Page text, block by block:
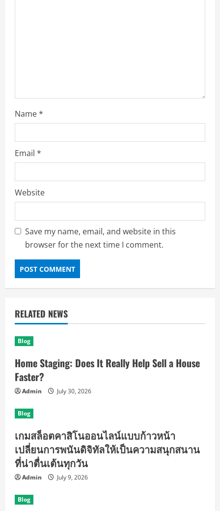
Name*
Email *
Website
Save my name, email, and website in this
browser for the next time I comment.
RELATED NEWS
Blog
Home Staging: Does It Really Help Sell a House
Faster?
Admin July 30, 2026
Blog
เกมสล็อตคาสิโนออนไลน์แบบก้าวหน้า
เปลี่ยนการพนันดิจิทัลให้เป็นความสนุกสนาน
ที่น่าตื่นเต้นทุกวัน
Admin July 9, 2026
Blog